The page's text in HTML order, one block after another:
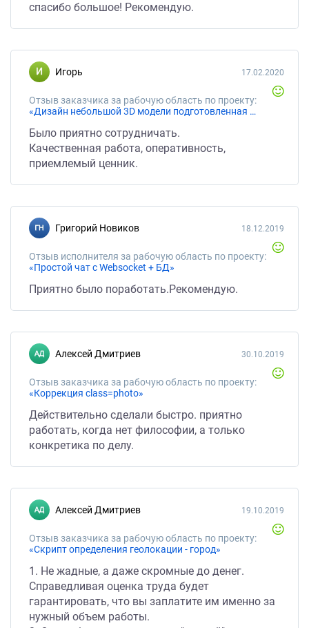
спасибо большое! Рекомендую.
Игорь
Отзыв заказчика за рабочую область по проекту:
«Дизайн небольшой 3D модели подготовленная для AR Apple (формат USDZ)»
17.02.2020
Было приятно сотрудничать.
Качественная работа, оперативность,
приемлемый ценник.
Григорий Новиков
Отзыв исполнителя за рабочую область по проекту:
«Простой чат с Websocket + БД»
18.12.2019
Приятно было поработать.Рекомендую.
Алексей Дмитриев
Отзыв заказчика за рабочую область по проекту:
«Коррекция class=photo»
30.10.2019
Действительно сделали быстро. приятно
работать, когда нет философии, а только
конкретика по делу.
Алексей Дмитриев
Отзыв заказчика за рабочую область по проекту:
«Скрипт определения геолокации - город»
19.10.2019
1. Не жадные, а даже скромные до денег.
Справедливая оценка труда будет
гарантировать, что вы заплатите им именно за
нужный объем работы.